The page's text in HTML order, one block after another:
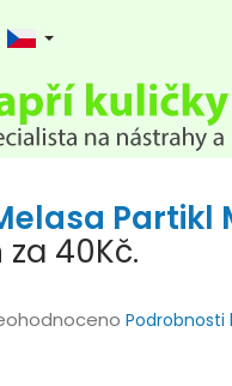
Partikl
za 40Kč.